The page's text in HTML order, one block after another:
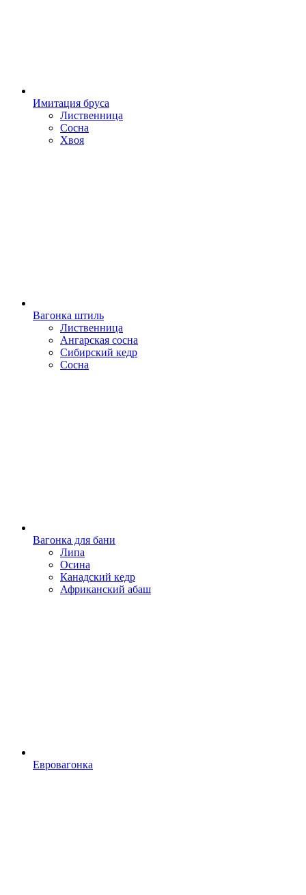
Имитация бруса
Лиственница
Сосна
Хвоя
Вагонка штиль
Лиственница
Ангарская сосна
Сибирский кедр
Сосна
Вагонка для бани
Липа
Осина
Канадский кедр
Африканский абаш
Евровагонка